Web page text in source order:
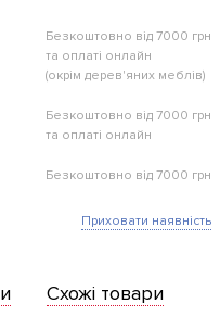
Безкоштовно від 7000 грн
та оплаті онлайн
(окрім дерев'яних меблів)
Безкоштовно від 7000 грн
та оплаті онлайн
Безкоштовно від 7000 грн
Приховати наявність
Схожі товари